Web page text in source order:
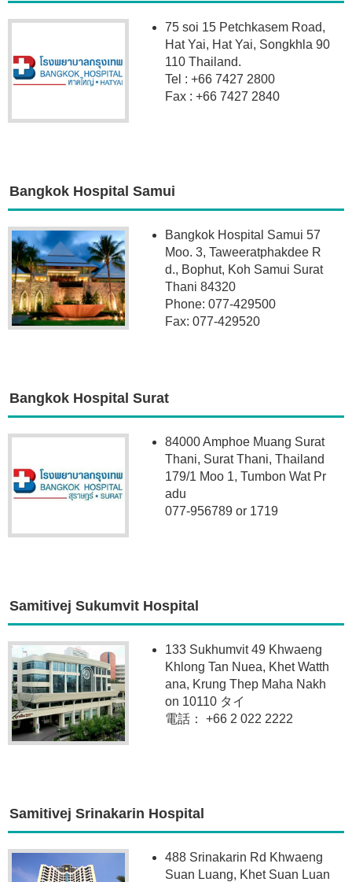
75 soi 15 Petchkasem Road,
Hat Yai, Hat Yai, Songkhla 90
110 Thailand.
Tel : +66 7427 2800
Fax : +66 7427 2840
Bangkok Hospital Samui
Bangkok Hospital Samui 57
Moo. 3, Taweeratphakdee R
d., Bophut, Koh Samui Surat
Thani 84320
Phone: 077-429500
Fax: 077-429520
Bangkok Hospital Surat
84000 Amphoe Muang Surat
Thani, Surat Thani, Thailand
179/1 Moo 1, Tumbon Wat Pr
adu
077-956789 or 1719
Samitivej Sukumvit Hospital
133 Sukhumvit 49 Khwaeng
Khlong Tan Nuea, Khet Watth
ana, Krung Thep Maha Nakh
on 10110 タイ
電話： +66 2 022 2222
Samitivej Srinakarin Hospital
488 Srinakarin Rd Khwaeng
Suan Luang, Khet Suan Luan